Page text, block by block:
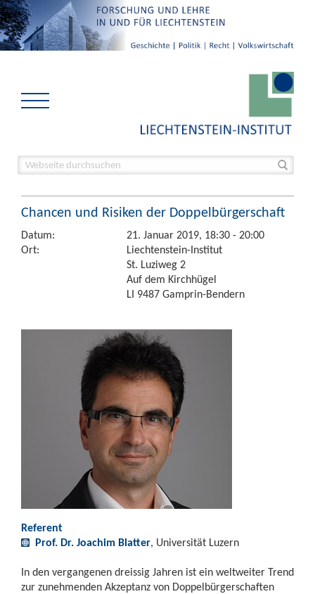
Chancen und Risiken der Doppelbürgerschaft
Datum:
21. Januar 2019, 18:30 - 20:00
Ort:
Liechtenstein-Institut
St. Luziweg 2
Auf dem Kirchhügel
LI 9487 Gamprin-Bendern
Referent
Prof. Dr. Joachim Blatter, Universität Luzern
In den vergangenen dreissig Jahren ist ein weltweiter Trend
zur zunehmenden Akzeptanz von Doppelbürgerschaften